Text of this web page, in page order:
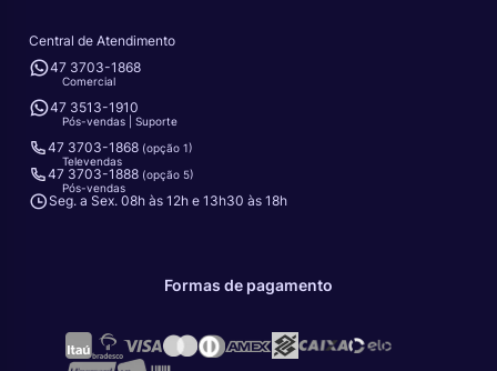
Central de Atendimento
47 3703-1868
Comercial
47 3513-1910
Pós-vendas | Suporte
47 3703-1868 (opção 1)
Televendas
47 3703-1888 (opção 5)
Pós-vendas
Seg. a Sex. 08h às 12h e 13h30 às 18h
Formas de pagamento